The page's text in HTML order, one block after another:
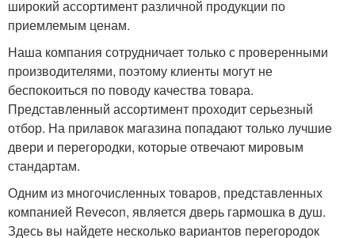
широкий ассортимент различной продукции по
приемлемым ценам.
Наша компания сотрудничает только с проверенными
производителями, поэтому клиенты могут не
беспокоиться по поводу качества товара.
Представленный ассортимент проходит серьезный
отбор. На прилавок магазина попадают только лучшие
двери и перегородки, которые отвечают мировым
стандартам.
Одним из многочисленных товаров, представленных
компанией Revecon, является дверь гармошка в душ.
Здесь вы найдете несколько вариантов перегородок